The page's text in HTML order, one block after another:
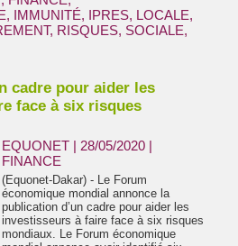
, IMMUNITÉ, IPRES, LOCALE,
, RISQUES, SOCIALE,
cadre pour aider les
face à six risques
EQUONET | 28/05/2020 |
FINANCE
(Equonet-Dakar) - Le Forum
économique mondial annonce la
publication d’un cadre pour aider les
investisseurs à faire face à six risques
mondiaux. Le Forum économique